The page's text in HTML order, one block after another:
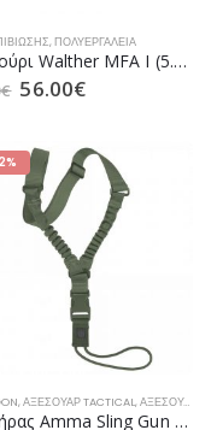
,ΠΟΛΥΕΡΓΑΛΕΙΑ
Τσεκούρι Walther MFA I (5.0762)
€ 56.00€
,ΑΞΕΣΟΥΆΡ TACTICAL ,ΑΞΕΣΟΥΆΡ ΑΕΡΟΠΟΡΊΑΣ
Αορτήρας Amma Sling Gun Lanyard Ενός Σημείου της PENTAGON Olive